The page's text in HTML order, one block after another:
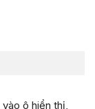
vào ô hiển thị,